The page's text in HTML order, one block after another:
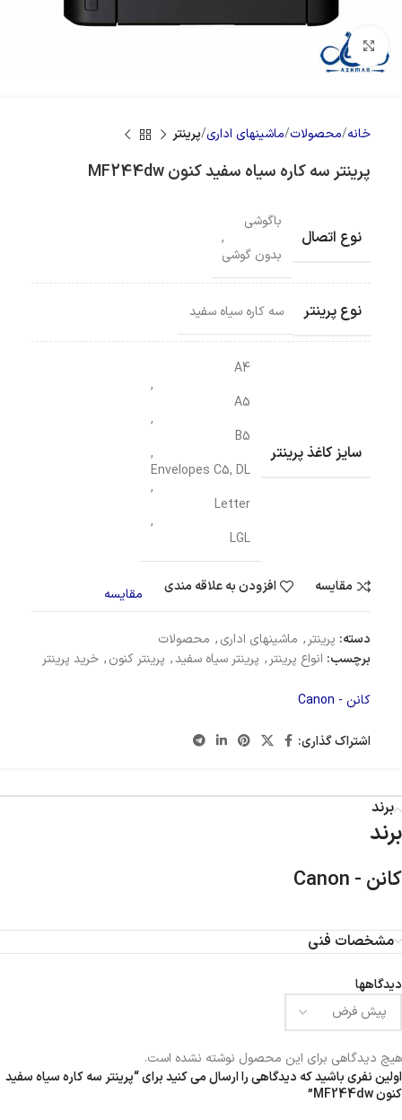
بزرگنمایی تصویر
خانه محصولات ماشینهای اداری پرینتر
پرینتر سه کاره سیاه سفید کنون MF244dw
نوع اتصال
باگوشی
,
بدون گوشی
نوع پرینتر سه کاره سیاه سفید
سایز کاغذ پرینتر
A4
,
A5
,
B5
,
Envelopes C5, DL
,
Letter
,
LGL
مقایسه افزودن به علاقه مندی مقایسه
دسته: پرینتر , ماشینهای اداری, محصولات
برچسب: انواع پرینتر , پرینتر سیاه سفید, پرینتر کنون, خرید پرینتر
کانن - Canon
اشتراک گذاری:
برند
برند
کانن - Canon
مشخصات فنی
دیدگاهها
هیچ دیدگاهی برای این محصول نوشته نشده است.
اولین نفری باشید که دیدگاهی را ارسال می کنید برای “پرینتر سه کاره سیاه سفید
کنون MF244dw”